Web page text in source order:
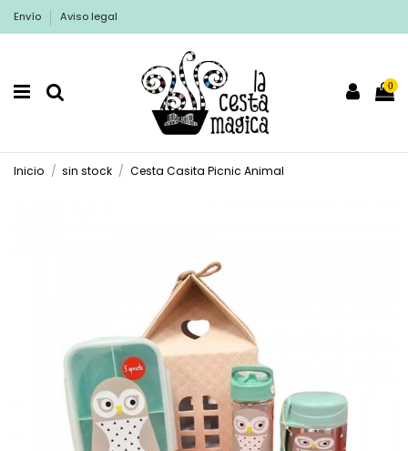
Envío Aviso legal
0
Inicio sin stock Cesta Casita Picnic Animal